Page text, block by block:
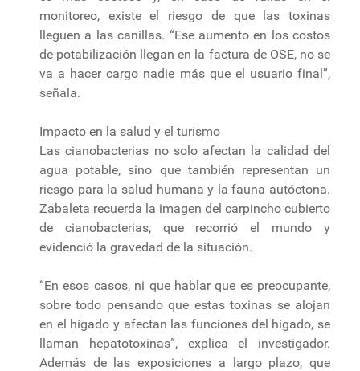
monitoreo, existe el riesgo de que las toxinas
lleguen a las canillas. “Ese aumento en los costos
de potabilización llegan en la factura de OSE, no se
va a hacer cargo nadie más que el usuario final”,
señala.
Impacto en la salud y el turismo
Las cianobacterias no solo afectan la calidad del
agua potable, sino que también representan un
riesgo para la salud humana y la fauna autóctona.
Zabaleta recuerda la imagen del carpincho cubierto
de cianobacterias, que recorrió el mundo y
evidenció la gravedad de la situación.
“En esos casos, ni que hablar que es preocupante,
sobre todo pensando que estas toxinas se alojan
en el hígado y afectan las funciones del hígado, se
llaman hepatotoxinas”, explica el investigador.
Además de las exposiciones a largo plazo, que